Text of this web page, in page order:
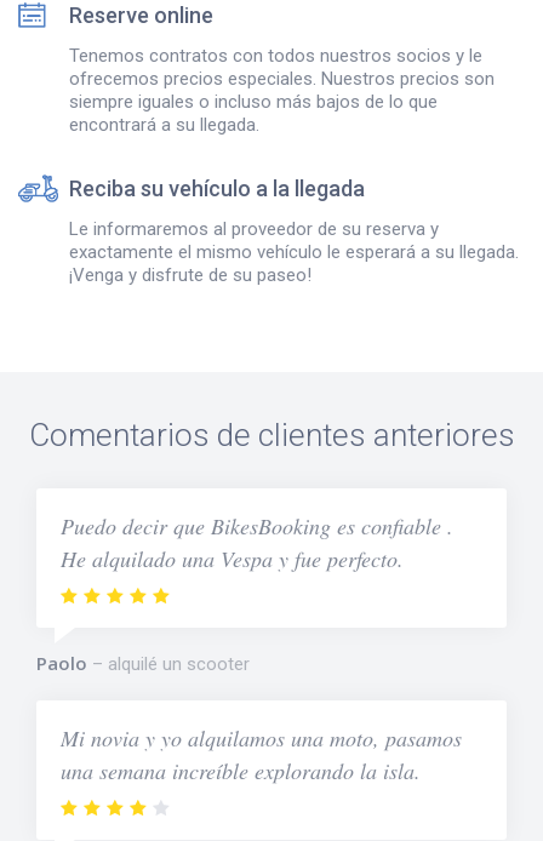
Reserve online
Tenemos contratos con todos nuestros socios y le
ofrecemos precios especiales. Nuestros precios son
siempre iguales o incluso más bajos de lo que
encontrará a su llegada.
Reciba su vehículo a la llegada
Le informaremos al proveedor de su reserva y
exactamente el mismo vehículo le esperará a su llegada.
¡Venga y disfrute de su paseo!
Comentarios de clientes anteriores
Puedo decir que BikesBooking es confiable .
He alquilado una Vespa y fue perfecto.
Paolo alquilé un scooter
Mi novia y yo alquilamos una moto, pasamos
una semana increíble explorando la isla.